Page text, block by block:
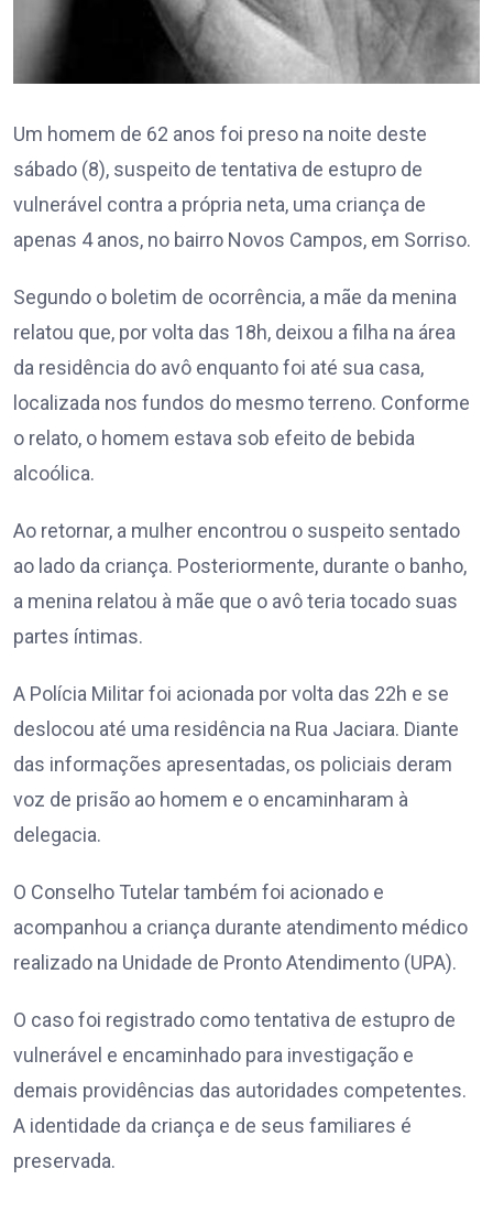
Um homem de 62 anos foi preso na noite deste
sábado (8), suspeito de tentativa de estupro de
vulnerável contra a própria neta, uma criança de
apenas 4 anos, no bairro Novos Campos, em Sorriso.
Segundo o boletim de ocorrência, a mãe da menina
relatou que, por volta das 18h, deixou a filha na área
da residência do avô enquanto foi até sua casa,
localizada nos fundos do mesmo terreno. Conforme
o relato, o homem estava sob efeito de bebida
alcoólica.
Ao retornar, a mulher encontrou o suspeito sentado
ao lado da criança. Posteriormente, durante o banho,
a menina relatou à mãe que o avô teria tocado suas
partes íntimas.
A Polícia Militar foi acionada por volta das 22h e se
deslocou até uma residência na Rua Jaciara. Diante
das informações apresentadas, os policiais deram
voz de prisão ao homem e o encaminharam à
delegacia.
O Conselho Tutelar também foi acionado e
acompanhou a criança durante atendimento médico
realizado na Unidade de Pronto Atendimento (UPA).
O caso foi registrado como tentativa de estupro de
vulnerável e encaminhado para investigação e
demais providências das autoridades competentes.
A identidade da criança e de seus familiares é
preservada.